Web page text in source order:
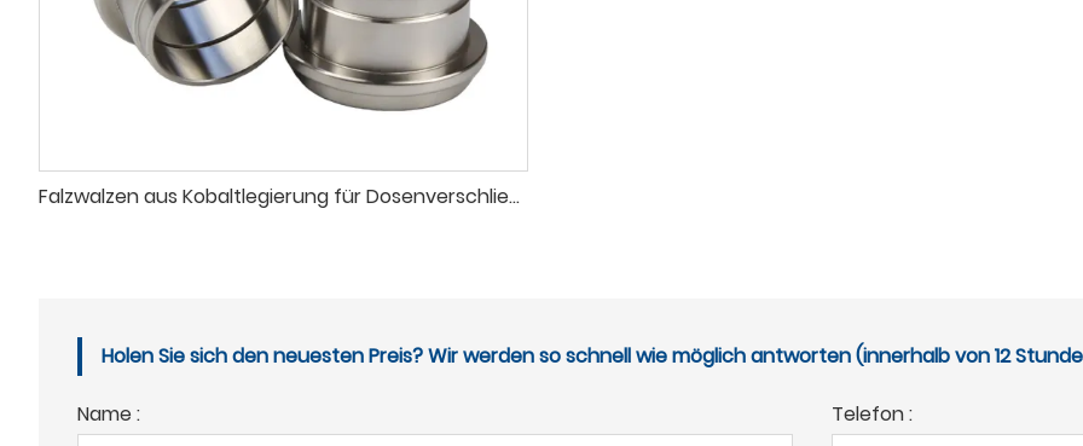
Falzwalzen aus Kobaltlegierung für Dosenverschließmaschinen
Holen Sie sich den neuesten Preis? Wir werden so schnell wie möglich antworten (innerhalb von 12
Name : Telefon :